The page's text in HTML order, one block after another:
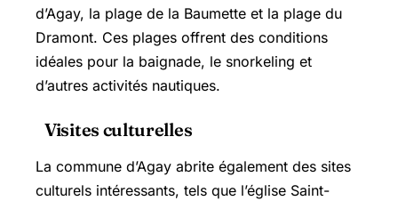
d’Agay, la plage de la Baumette et la plage du
Dramont. Ces plages offrent des conditions
idéales pour la baignade, le snorkeling et
d’autres activités nautiques.
Visites culturelles
La commune d’Agay abrite également des sites
culturels intéressants, tels que l’église Saint-